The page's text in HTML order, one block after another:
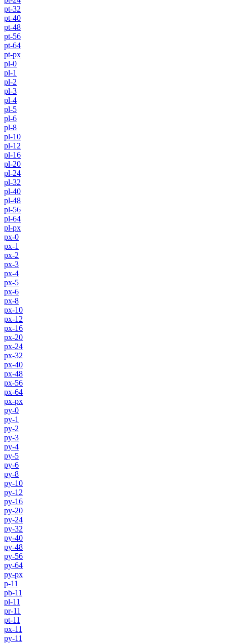
pt-32
pt-40
pt-48
pt-56
pt-64
pt-px
pl-0
pl-1
pl-2
pl-3
pl-4
pl-5
pl-6
pl-8
pl-10
pl-12
pl-16
pl-20
pl-24
pl-32
pl-40
pl-48
pl-56
pl-64
pl-px
px-0
px-1
px-2
px-3
px-4
px-5
px-6
px-8
px-10
px-12
px-16
px-20
px-24
px-32
px-40
px-48
px-56
px-64
px-px
py-0
py-1
py-2
py-3
py-4
py-5
py-6
py-8
py-10
py-12
py-16
py-20
py-24
py-32
py-40
py-48
py-56
py-64
py-px
p-11
pb-11
pl-11
pr-11
pt-11
px-11
py-11